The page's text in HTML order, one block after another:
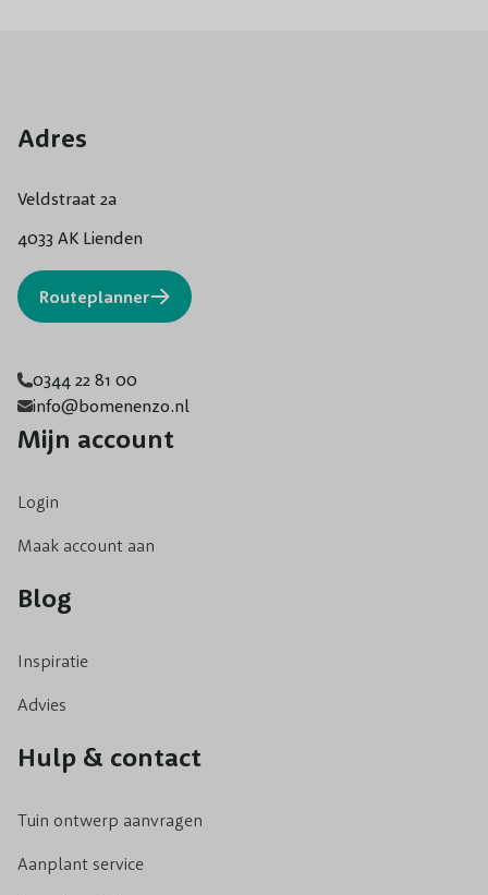
Adres
Veldstraat 2a
4033 AK Lienden
Routeplanner
0344 22 81 00
info@bomenenzo.nl
Mijn account
Login
Maak account aan
Blog
Inspiratie
Advies
Hulp & contact
Tuin ontwerp aanvragen
Aanplant service